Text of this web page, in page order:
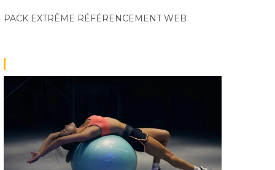
PACK EXTRÊME RÉFÉRENCEMENT WEB